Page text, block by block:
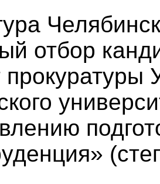
отбор
прокуратуры